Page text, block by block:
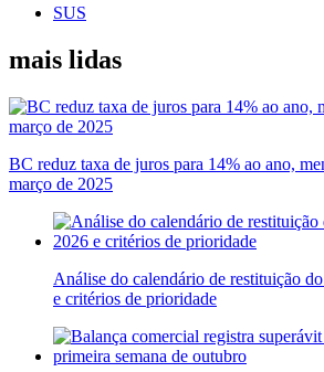
SUS
mais lidas
BC reduz taxa de juros para 14% ao ano,
março de 2025
Análise do calendário de restituição
e critérios de prioridade